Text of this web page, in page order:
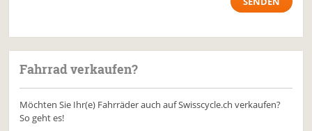
Fahrrad verkaufen?
Möchten Sie Ihr(e) Fahrräder auch auf Swisscycle.ch verkaufen?
So geht es!